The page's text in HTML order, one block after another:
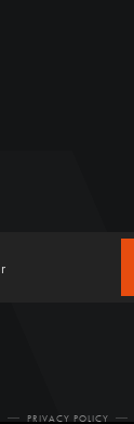
PRIVACY POLICY